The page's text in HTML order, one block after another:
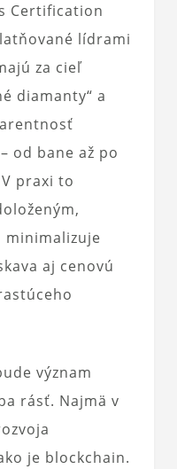
Certification
lídrami
za cieľ
diamanty“ a
od bane až po
praxi to
minimalizuje
aj cenovú
význam
rásť. Najmä v
je blockchain.